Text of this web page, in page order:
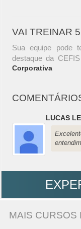
VAI TREINAR
Sua equipe pode
destaque da
Corporativa
LUCAS
MAIS CURSOS